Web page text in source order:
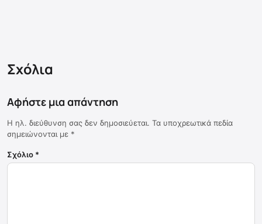
Σχόλια
Αφήστε μια απάντηση
Η ηλ. διεύθυνση σας δεν δημοσιεύεται. Τα υποχρεωτικά πεδία
σημειώνονται με *
Σχόλιο *